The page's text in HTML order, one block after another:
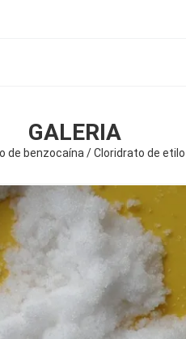
GALERIA
de benzocaína / Cloridrato de